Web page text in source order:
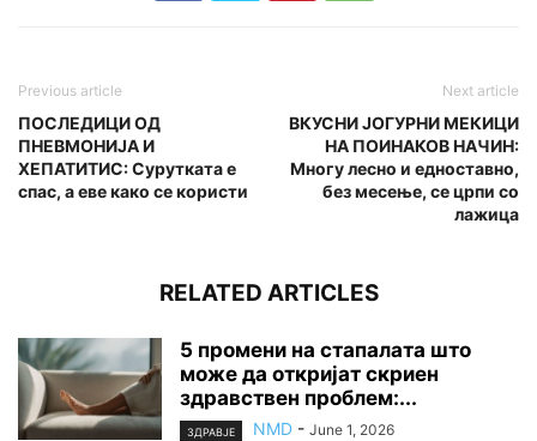
Previous article
ПОСЛЕДИЦИ ОД
ПНЕВМОНИЈА И
ХЕПАТИТИС: Сурутката е
спас, а еве како се користи
Next article
ВКУСНИ ЈОГУРНИ МЕКИЦИ
НА ПОИНАКОВ НАЧИН:
Многу лесно и едноставно,
без месење, се црпи со
лажица
RELATED ARTICLES
5 промени на стапалата што
може да откријат скриен
здравствен проблем:...
ЗДРАВЈЕ NMD - June 1, 2026